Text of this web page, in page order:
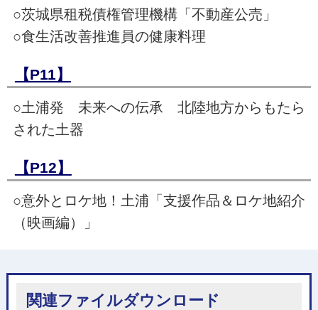
○茨城県租税債権管理機構「不動産公売」
○食生活改善推進員の健康料理
【P11】
○土浦発 未来への伝承 北陸地方からもたら
された土器
【P12】
○意外とロケ地！土浦「支援作品＆ロケ地紹介
（映画編）」
関連ファイルダウンロード